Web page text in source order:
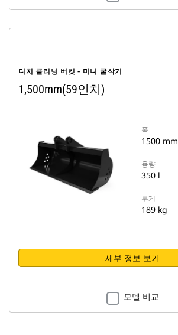
디치 클리닝 버킷 - 미니 굴삭기
1,500mm(59인치)
폭
1500 mm
용량
350 l
무게
189 kg
세부 정보 보기
모델 비교